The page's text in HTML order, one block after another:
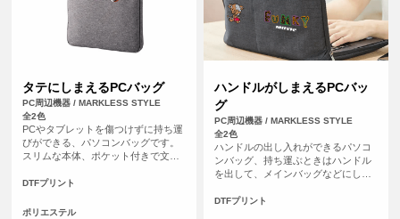
タテにしまえるPCバッグ
PC周辺機器 / MARKLESS STYLE
全2色
PCやタブレットを傷つけずに持ち運
びができる、パソコンバッグです。
スリムな本体、ポケット付きで文房
す。
DTFプリント
ポリエステル
ハンドルがしまえるPCバッ
グ
PC周辺機器 / MARKLESS STYLE
全2色
ハンドルの出し入れができるパソコ
ンバッグ、持ち運ぶときはハンドル
を出して、メインバッグなどにしま
ができます。うれしい複数の外ポケ
DTFプリント